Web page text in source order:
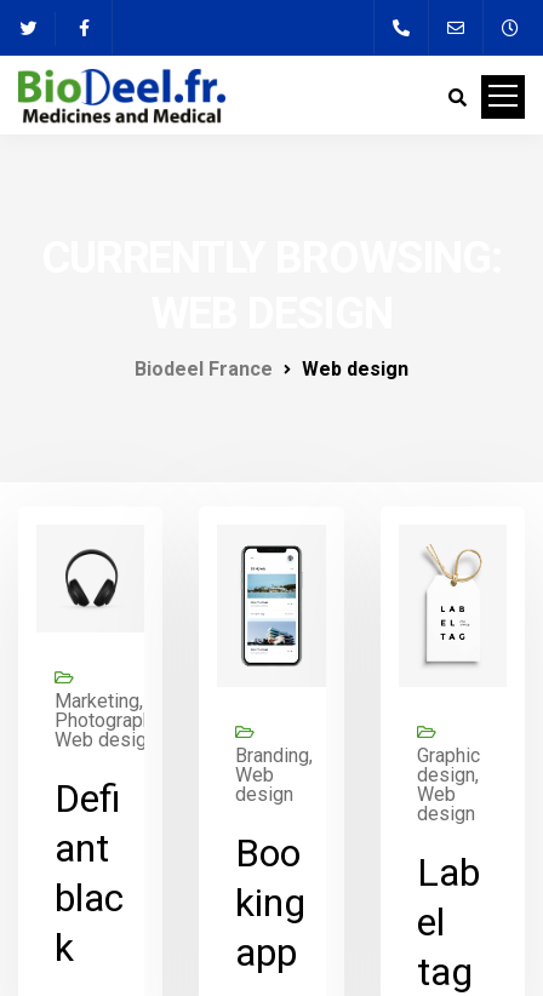
Biodeel France Web design
Marketing,
Photography,
Web design
Defi
ant
blac
k
Branding,
Web
design
Boo
king
app
Graphic
design,
Web
design
Lab
el
tag